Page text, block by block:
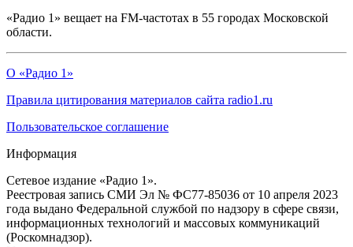
«Радио 1» вещает на FM-частотах в 55 городах Московской
области.
О «Радио 1»
Правила цитирования материалов сайта radio1.ru
Пользовательское соглашение
Информация
Сетевое издание «Радио 1».
Реестровая запись СМИ Эл № ФС77-85036 от 10 апреля 2023
года выдано Федеральной службой по надзору в сфере связи,
информационных технологий и массовых коммуникаций
(Роскомнадзор).